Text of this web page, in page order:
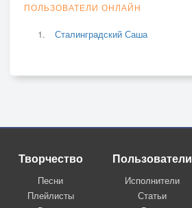
ПОЛЬЗОВАТЕЛИ ОНЛАЙН
Сталинградский Саша
Творчество
Песни
Плейлисты
Пользователи
Исполнители
Статьи